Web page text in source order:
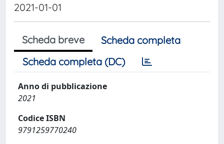
2021-01-01
Scheda breve
Scheda completa
Scheda completa (DC)
Anno di pubblicazione
2021
Codice ISBN
9791259770240